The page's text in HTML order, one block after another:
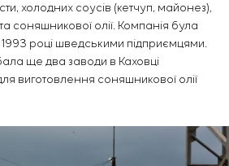
холодних соусів (кетчуп, майонез),
соняшникової олії. Компанія була
1993 році шведськими підприємцями.
ще два заводи в Каховці
виготовлення соняшникової олії